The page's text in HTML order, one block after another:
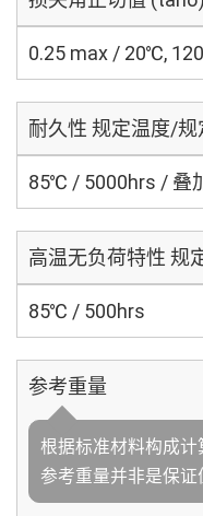
0.25 max / 20℃,
耐久性 规定温度/
85℃ / 5000hrs / 叠
高温无负荷特性 规
85℃ / 500hrs
参考重量
根据标准材料构成计
参考重量并非是保证